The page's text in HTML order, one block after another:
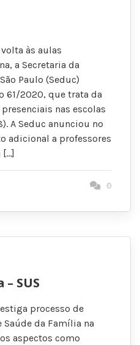
às aulas
a Secretaria da
Paulo (Seduc)
61/2020, que trata da
nas escolas
A Seduc anunciou no
adicional a professores
[…]
0
SUS
processo de
da Família na
aspectos como